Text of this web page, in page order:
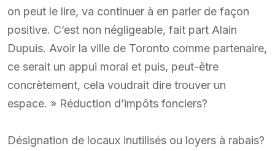
on peut le lire, va continuer à en parler de façon
positive. C’est non négligeable, fait part Alain
Dupuis. Avoir la ville de Toronto comme partenaire,
ce serait un appui moral et puis, peut-être
concrètement, cela voudrait dire trouver un
espace. » Réduction d’impôts fonciers?
Désignation de locaux inutilisés ou loyers à rabais?